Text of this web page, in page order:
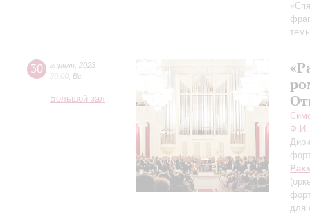
30 апреля 2023
20:00 Вс
Большой зал
Ф.И.
для